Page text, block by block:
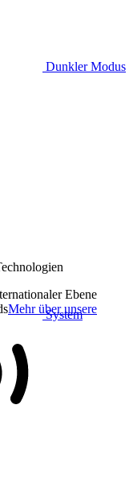
Dunkler Modus
System
Ebene
Mehr über unsere